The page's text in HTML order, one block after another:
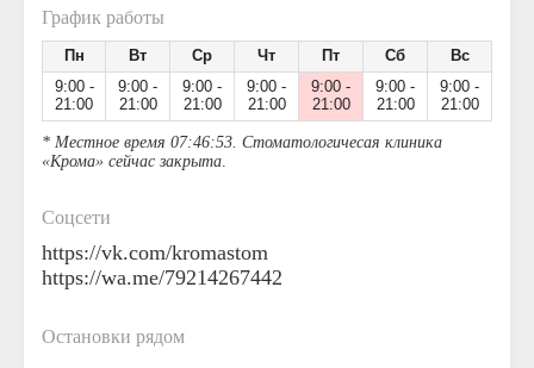
График работы
Пн Вт Ср Чт Пт Сб
Вс
9:00 -
21:00
9:00 -
21:00
9:00 -
21:00
9:00 -
21:00
9:00 -
21:00
9:00 -
21:00
9:00 -
21:00
* Местное время 07:46:53. Стоматологичесая клиника
«Крома» сейчас закрыта.
Соцсети
https://vk.com/kromastom
https://wa.me/79214267442
Остановки рядом